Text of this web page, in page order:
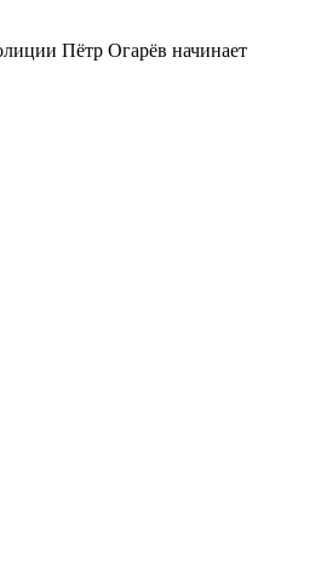
Пётр Огарёв начинает